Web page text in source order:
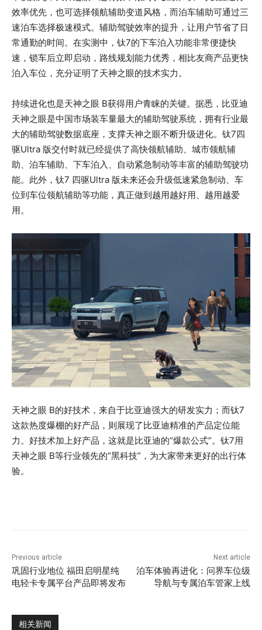
效率优先，也可选择领航辅助变道风格，而泊车辅助可通过三
速泊车选择极速模式。辅助驾驶效率的提升，让用户节省了日
常通勤的时间。在实测中，钛7的下车泊入功能非常便捷快
速，锁车后立即启动，路线规划能力优秀，相比友商产品更快
泊入车位，充分证明了天神之眼的技术实力。
持续进化也是天神之眼 B获得用户青睐的关键。据悉，比亚迪
天神之眼是中国市场装车量最大的辅助驾驶系统，拥有行业最
大的辅助驾驶数据底座，支撑天神之眼不断升级进化。钛7四
驱Ultra 版交付时就已经提供了高快领航辅助、城市领航辅
助、泊车辅助、下车泊入、自动紧急制动等丰富的辅助驾驶功
能。此外，钛7 四驱Ultra 版未来还会升级低速紧急制动、车
位到车位领航辅助等功能，真正做到越用越好用、越用越爱
用。
天神之眼 B的好技术，来自于比亚迪强大的研发实力；而钛7
这款热度爆棚的好产品，则展现了比亚迪精准的产品定位能
力。好技术加上好产品，这就是比亚迪的“爆款公式”。钛7用
天神之眼 B等行业领先的“黑科技”，为大家带来更好的出行体
验。
Previous article
巩固行业地位 福田启明星纯
电轻卡专属平台产品即将发布
Next article
泊车体验再进化：问界车位级
导航与专属泊车管家上线
相关新闻